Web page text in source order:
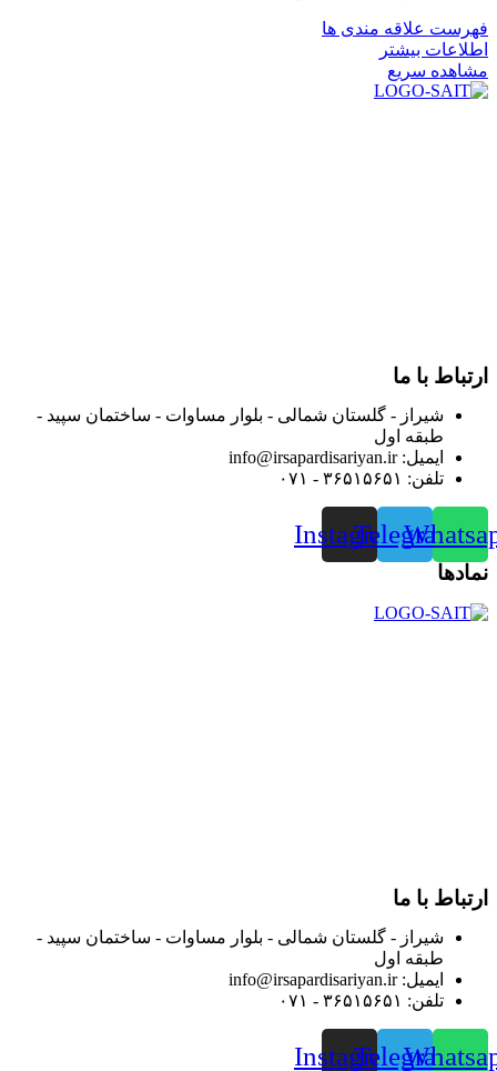
فهرست علاقه مندی ها
اطلاعات بیشتر
مشاهده سریع
ارتباط با ما
شیراز - گلستان شمالی - بلوار مساوات - ساختمان سپید -
طبقه اول
ایمیل: info@irsapardisariyan.ir
تلفن: ۳۶۵۱۵۶۵۱ - ۰۷۱
Telegram
Instagram
نمادها
ارتباط با ما
شیراز - گلستان شمالی - بلوار مساوات - ساختمان سپید -
طبقه اول
ایمیل: info@irsapardisariyan.ir
تلفن: ۳۶۵۱۵۶۵۱ - ۰۷۱
Telegram
Instagram